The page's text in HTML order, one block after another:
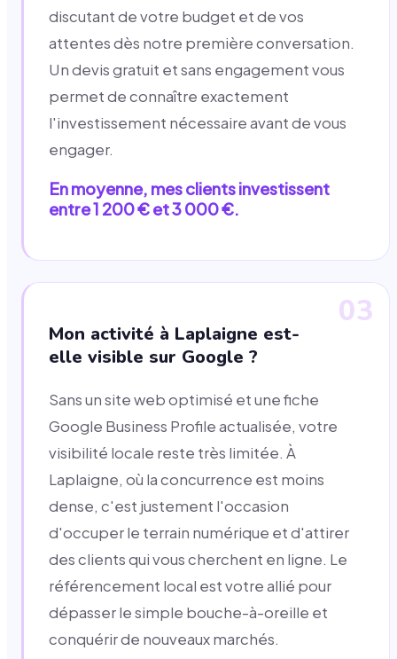
discutant de votre budget et de vos
attentes dès notre première conversation.
Un devis gratuit et sans engagement vous
permet de connaître exactement
l'investissement nécessaire avant de vous
engager.
En moyenne, mes clients investissent
entre 1 200 € et 3 000 €.
03
Mon activité à Laplaigne est-
elle visible sur Google ?
Sans un site web optimisé et une fiche
Google Business Profile actualisée, votre
visibilité locale reste très limitée. À
Laplaigne, où la concurrence est moins
dense, c'est justement l'occasion
d'occuper le terrain numérique et d'attirer
des clients qui vous cherchent en ligne. Le
référencement local est votre allié pour
dépasser le simple bouche-à-oreille et
conquérir de nouveaux marchés.